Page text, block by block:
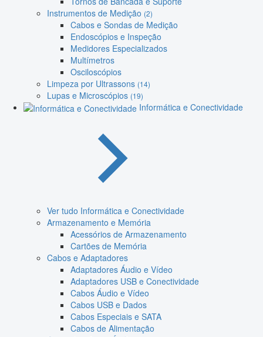
Instrumentos de Medição (2)
Cabos e Sondas de Medição
Endoscópios e Inspeção
Medidores Especializados
Multímetros
Osciloscópios
Limpeza por Ultrassons (14)
Lupas e Microscópios (19)
Informática e Conectividade
Ver tudo Informática e Conectividade
Armazenamento e Memória
Acessórios de Armazenamento
Cartões de Memória
Cabos e Adaptadores
Adaptadores Áudio e Vídeo
Adaptadores USB e Conectividade
Cabos Áudio e Vídeo
Cabos USB e Dados
Cabos Especiais e SATA
Cabos de Alimentação